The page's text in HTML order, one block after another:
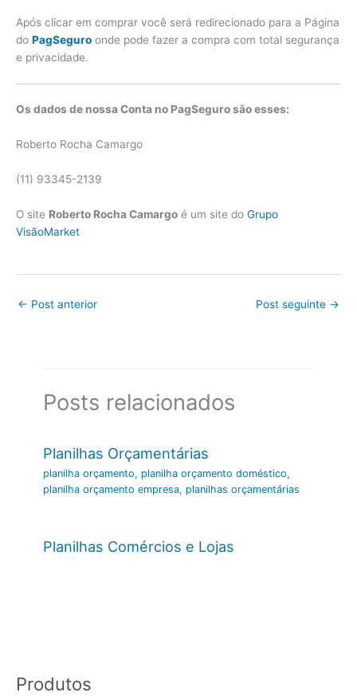
Após clicar em comprar você será redirecionado para a Página
do PagSeguro onde pode fazer a compra com total segurança
e privacidade.
Os dados de nossa Conta no PagSeguro são esses:
Roberto Rocha Camargo
(11) 93345-2139
O site Roberto Rocha Camargo é um site do Grupo
VisãoMarket
← Post anterior Post seguinte →
Posts relacionados
Planilhas Orçamentárias
planilha orçamento, planilha orçamento doméstico,
planilha orçamento empresa, planilhas orçamentárias
Planilhas Comércios e Lojas
Produtos